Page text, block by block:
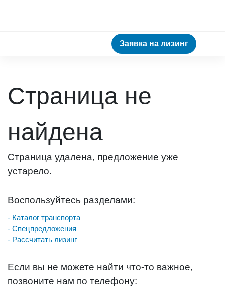
Заявка на лизинг
Страница не
найдена
Страница удалена, предложение уже
устарело.
Воспользуйтесь разделами:
- Каталог транспорта
- Спецпредложения
- Рассчитать лизинг
Если вы не можете найти что-то важное,
позвоните нам по телефону: